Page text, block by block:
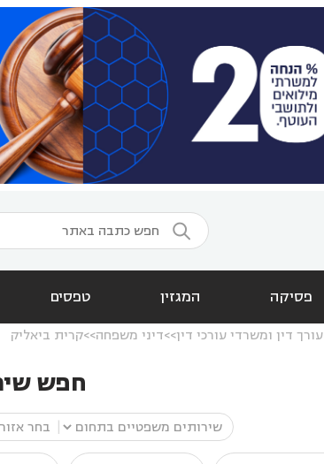

פסיקה המגזין טפסים
עורך דין ומשרדי עורכי דין דיני משפחה קרית ביאליק
חפש